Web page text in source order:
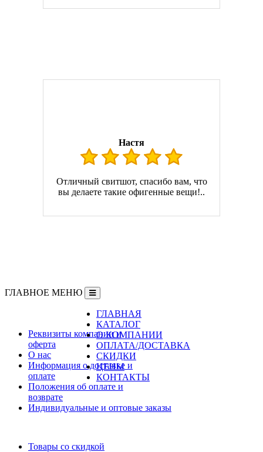
Настя
Отличный свитшот, спасибо вам, что
вы делаете такие офигенные вещи!..
ГЛАВНОЕ МЕНЮ
ГЛАВНАЯ
КАТАЛОГ
О КОМПАНИИ
ОПЛАТА/ДОСТАВКА
СКИДКИ
ЦЕНЫ
КОНТАКТЫ
Реквизиты компании и
оферта
О нас
Информация о доставке и
оплате
Положения об оплате и
возврате
Индивидуальные и оптовые заказы
Товары со скидкой